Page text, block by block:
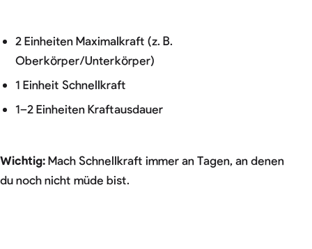
2 Einheiten Maximalkraft (z. B.
Oberkörper/Unterkörper)
1 Einheit Schnellkraft
1–2 Einheiten Kraftausdauer
Wichtig: Mach Schnellkraft immer an Tagen, an denen
du noch nicht müde bist.